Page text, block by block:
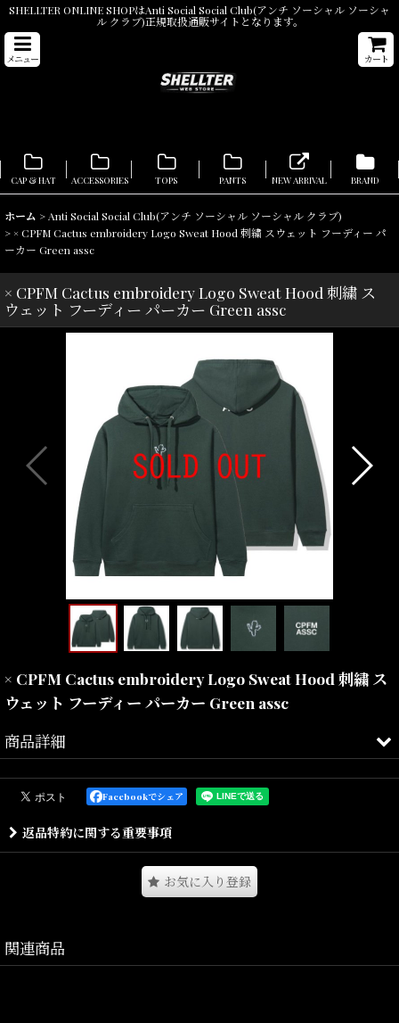
SHELLTER ONLINE SHOPはAnti Social Social Club(アンチ ソーシャル ソーシャ
ル クラブ)正規取扱通販サイトとなります。
メニュー カート
CAP & HAT ACCESSORIES TOPS PANTS NEW ARRIVAL BRAND
ホーム > Anti Social Social Club(アンチ ソーシャル ソーシャル クラブ)
> × CPFM Cactus embroidery Logo Sweat Hood 刺繍 スウェット フーディー パ
ーカー Green assc
× CPFM Cactus embroidery Logo Sweat Hood 刺繍 ス
ウェット フーディー パーカー Green assc
× CPFM Cactus embroidery Logo Sweat Hood 刺繍 ス
ウェット フーディー パーカー Green assc
商品詳細
"Stussy"でソーシャルメディアマネージャーを務めていた"Neek
Lurk"が手掛ける"Anti Social Social Club"。
Pharrell Williamsによるブランド、レーベルで経験を積んだCynthia
Lu手掛ける"Cactus Plant Flea Market"とのコラボアイテムとなりま
"Cactus Plant Flea Market"はDSMとタッグを組みリリースされたア
等のマーチャンダイズも手掛ける注目ブランドとなります。
Facebookでシェア
返品特約に関する重要事項
お気に入り登録
関連商品